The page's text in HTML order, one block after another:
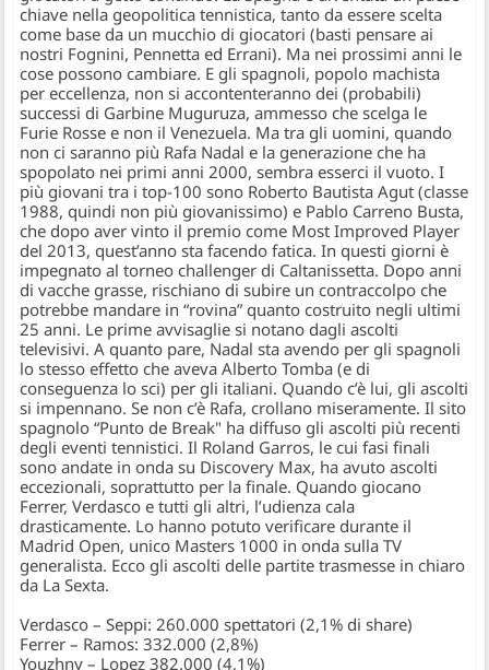
chiave nella geopolitica tennistica, tanto da essere scelta
come base da un mucchio di giocatori (basti pensare ai
nostri Fognini, Pennetta ed Errani). Ma nei prossimi anni le
cose possono cambiare. E gli spagnoli, popolo machista
per eccellenza, non si accontenteranno dei (probabili)
successi di Garbine Muguruza, ammesso che scelga le
Furie Rosse e non il Venezuela. Ma tra gli uomini, quando
non ci saranno più Rafa Nadal e la generazione che ha
spopolato nei primi anni 2000, sembra esserci il vuoto. I
più giovani tra i top-100 sono Roberto Bautista Agut (classe
1988, quindi non più giovanissimo) e Pablo Carreno Busta,
che dopo aver vinto il premio come Most Improved Player
del 2013, quest’anno sta facendo fatica. In questi giorni è
impegnato al torneo challenger di Caltanissetta. Dopo anni
di vacche grasse, rischiano di subire un contraccolpo che
potrebbe mandare in “rovina” quanto costruito negli ultimi
25 anni. Le prime avvisaglie si notano dagli ascolti
televisivi. A quanto pare, Nadal sta avendo per gli spagnoli
lo stesso effetto che aveva Alberto Tomba (e di
conseguenza lo sci) per gli italiani. Quando c’è lui, gli ascolti
si impennano. Se non c’è Rafa, crollano miseramente. Il sito
spagnolo “Punto de Break" ha diffuso gli ascolti più recenti
degli eventi tennistici. Il Roland Garros, le cui fasi finali
sono andate in onda su Discovery Max, ha avuto ascolti
eccezionali, soprattutto per la finale. Quando giocano
Ferrer, Verdasco e tutti gli altri, l’udienza cala
drasticamente. Lo hanno potuto verificare durante il
Madrid Open, unico Masters 1000 in onda sulla TV
generalista. Ecco gli ascolti delle partite trasmesse in chiaro
da La Sexta.
Verdasco – Seppi: 260.000 spettatori (2,1% di share)
Ferrer – Ramos: 332.000 (2,8%)
Youzhny – Lopez 382.000 (4,1%)